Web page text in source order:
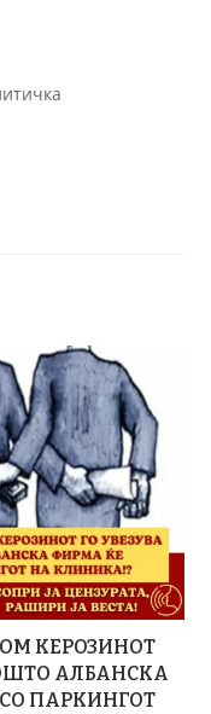
КЕРОЗИНОТ
АЛБАНСКА
ПАРКИНГОТ